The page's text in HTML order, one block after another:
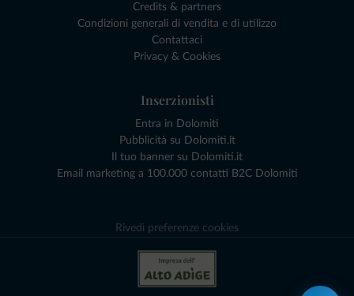
Credits & partners
Condizioni generali di vendita e di utilizzo
Contattaci
Privacy & Cookies
Inserzionisti
Entra in Dolomiti
Pubblicità su Dolomiti.it
Il tuo banner su Dolomiti.it
Email marketing a 100.000 contatti B2C Dolomiti
Rivedi preferenze cookies